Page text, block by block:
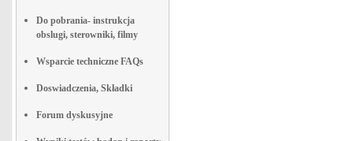
Do pobrania- instrukcja
obslugi, sterowniki, filmy
Wsparcie techniczne FAQs
Doswiadczenia, Składki
Forum dyskusyjne